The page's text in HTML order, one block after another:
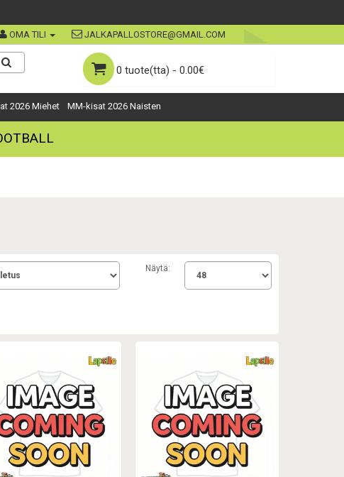
OMA TILI
JALKAPALLOSTORE@GMAIL.COM
0 tuote(tta) - 0.00€
2026 Miehet MM-kisat 2026 Naisten
Näytä: